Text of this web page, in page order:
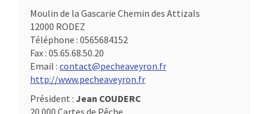
Moulin de la Gascarie Chemin des Attizals
12000 RODEZ
Téléphone : 0565684152
Fax : 05.65.68.50.20
Email : contact@pecheaveyron.fr
http://www.pecheaveyron.fr
Président : Jean COUDERC
20 000 Cartes de Pêche